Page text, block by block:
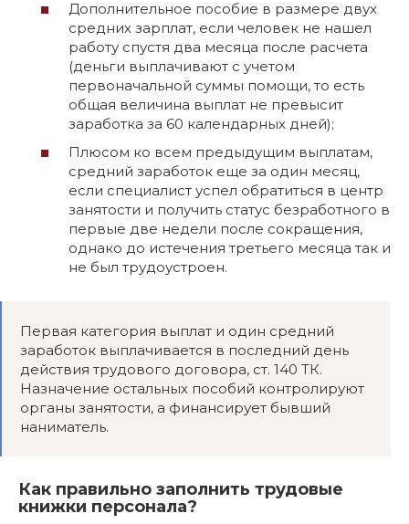
Дополнительное пособие в размере двух
средних зарплат, если человек не нашел
работу спустя два месяца после расчета
(деньги выплачивают с учетом
первоначальной суммы помощи, то есть
общая величина выплат не превысит
заработка за 60 календарных дней);
Плюсом ко всем предыдущим выплатам,
средний заработок еще за один месяц,
если специалист успел обратиться в центр
занятости и получить статус безработного в
первые две недели после сокращения,
однако до истечения третьего месяца так и
не был трудоустроен.
Первая категория выплат и один средний
заработок выплачивается в последний день
действия трудового договора, ст. 140 ТК.
Назначение остальных пособий контролируют
органы занятости, а финансирует бывший
наниматель.
Как правильно заполнить трудовые
книжки персонала?